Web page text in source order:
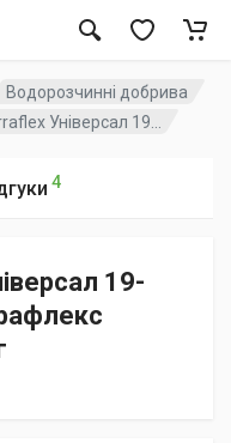
Водорозчинні добрива
Універсал 19...
4
19-